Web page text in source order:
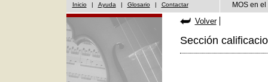
Inicio | Ayuda | Glosario | Contactar MOS en
Volver
Sección